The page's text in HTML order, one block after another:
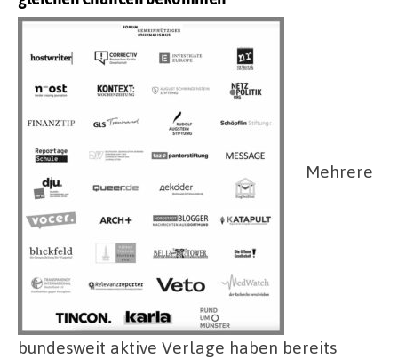
Mehrere
bundesweit aktive Verlage haben bereits